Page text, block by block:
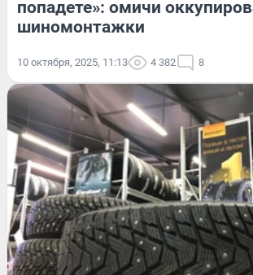
попадете»: омичи
шиномонтажки
10 октября, 2025, 11:13 4 382 8